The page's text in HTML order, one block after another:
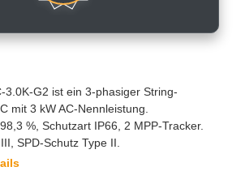
3.0K-G2 ist ein 3-phasiger String-
mit 3 kW AC-Nennleistung.
%, Schutzart IP66, 2 MPP-Tracker.
SPD-Schutz Type II.